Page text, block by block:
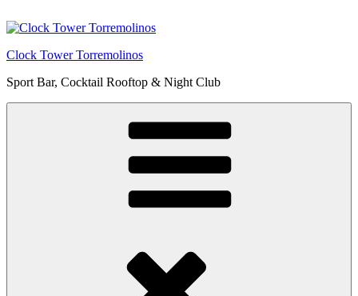
al
Clock Tower Torremolinos
Sport Bar, Cocktail Rooftop & Night Club